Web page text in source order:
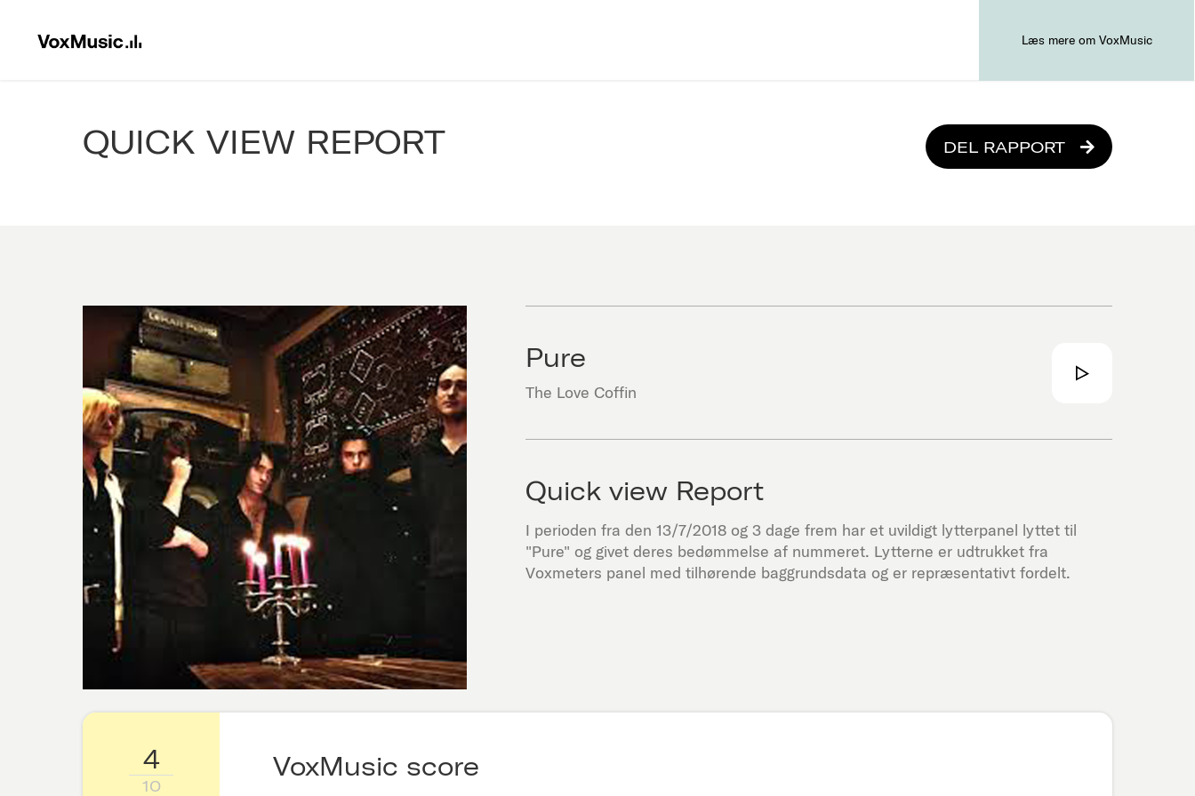
Læs mere om VoxMusic
QUICK VIEW REPORT DEL RAPPORT
Pure
The Love Coffin
Quick view Report
I perioden fra den 13/7/2018 og 3 dage frem har et uvildigt lytterpanel lyttet til
"Pure" og givet deres bedømmelse af nummeret. Lytterne er udtrukket fra
Voxmeters panel med tilhørende baggrundsdata og er repræsentativt fordelt.
4
10
VoxMusic score